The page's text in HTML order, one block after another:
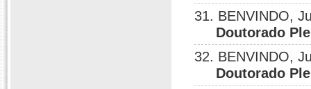
31. BENVINDO,
Doutorado
32. BENVINDO,
Doutorado